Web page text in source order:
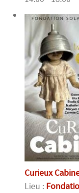
Curieux
Lieu :